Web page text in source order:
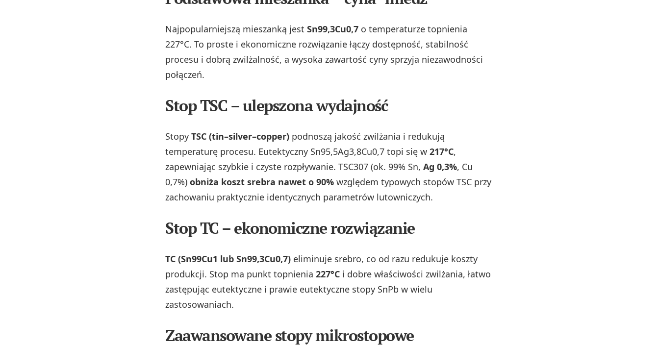
Najpopularniejszą mieszanką jest Sn99,3Cu0,7 o temperaturze topnienia
227°C. To proste i ekonomiczne rozwiązanie łączy dostępność, stabilność
procesu i dobrą zwilżalność, a wysoka zawartość cyny sprzyja niezawodności
połączeń.
Stop TSC – ulepszona wydajność
Stopy TSC (tin–silver–copper) podnoszą jakość zwilżania i redukują
temperaturę procesu. Eutektyczny Sn95,5Ag3,8Cu0,7 topi się w 217°C,
zapewniając szybkie i czyste rozpływanie. TSC307 (ok. 99% Sn, Ag 0,3%, Cu
0,7%) obniża koszt srebra nawet o 90% względem typowych stopów TSC przy
zachowaniu praktycznie identycznych parametrów lutowniczych.
Stop TC – ekonomiczne rozwiązanie
TC (Sn99Cu1 lub Sn99,3Cu0,7) eliminuje srebro, co od razu redukuje koszty
produkcji. Stop ma punkt topnienia 227°C i dobre właściwości zwilżania, łatwo
zastępując eutektyczne i prawie eutektyczne stopy SnPb w wielu
zastosowaniach.
Zaawansowane stopy mikrostopowe